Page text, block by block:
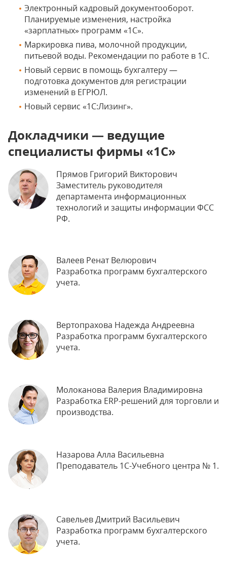
Электронный кадровый документооборот.
Планируемые изменения, настройка
«зарплатных» программ «1С».
Маркировка пива, молочной продукции,
питьевой воды. Рекомендации по работе в 1С.
Новый сервис в помощь бухгалтеру —
подготовка документов для регистрации
изменений в ЕГРЮЛ.
Новый сервис «1С:Лизинг».
Докладчики — ведущие
специалисты фирмы «1С»
Прямов Григорий Викторович
Заместитель руководителя
департамента информационных
технологий и защиты информации ФСС
РФ.
Валеев Ренат Велюрович
Разработка программ бухгалтерского
учета.
Вертопрахова Надежда Андреевна
Разработка программ бухгалтерского
учета.
Молоканова Валерия Владимировна
Разработка ERP-решений для торговли и
производства.
Назарова Алла Васильевна
Преподаватель 1С-Учебного центра № 1.
Савельев Дмитрий Васильевич
Разработка программ бухгалтерского
учета.